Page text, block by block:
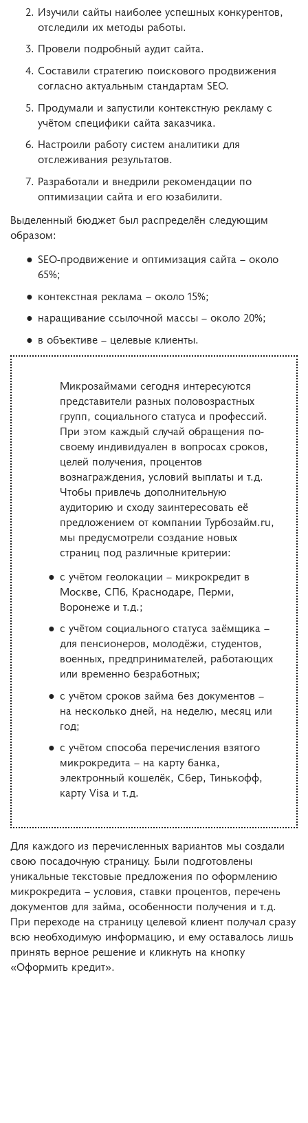
Изучили сайты наиболее успешных конкурентов,
отследили их методы работы.
Провели подробный аудит сайта.
Составили стратегию поискового продвижения
согласно актуальным стандартам SEO.
Продумали и запустили контекстную рекламу с
учётом специфики сайта заказчика.
Настроили работу систем аналитики для
отслеживания результатов.
Разработали и внедрили рекомендации по
оптимизации сайта и его юзабилити.
Выделенный бюджет был распределён следующим
образом:
SEO-продвижение и оптимизация сайта – около
65%;
контекстная реклама – около 15%;
наращивание ссылочной массы – около 20%;
в объективе – целевые клиенты.
Микрозаймами сегодня интересуются
представители разных половозрастных
групп, социального статуса и профессий.
При этом каждый случай обращения по-
своему индивидуален в вопросах сроков,
целей получения, процентов
вознаграждения, условий выплаты и т.д.
Чтобы привлечь дополнительную
аудиторию и сходу заинтересовать её
предложением от компании Турбозайм.ru,
мы предусмотрели создание новых
страниц под различные критерии:
c учётом геолокации – микрокредит в
Москве, СПб, Краснодаре, Перми,
Воронеже и т.д.;
c учётом социального статуса заёмщика –
для пенсионеров, молодёжи, студентов,
военных, предпринимателей, работающих
или временно безработных;
c учётом сроков займа без документов –
на несколько дней, на неделю, месяц или
год;
c учётом способа перечисления взятого
микрокредита – на карту банка,
электронный кошелёк, Сбер, Тинькофф,
карту Visa и т.д.
Для каждого из перечисленных вариантов мы создали
свою посадочную страницу. Были подготовлены
уникальные текстовые предложения по оформлению
микрокредита – условия, ставки процентов, перечень
документов для займа, особенности получения и т.д.
При переходе на страницу целевой клиент получал сразу
всю необходимую информацию, и ему оставалось лишь
принять верное решение и кликнуть на кнопку
«Оформить кредит».